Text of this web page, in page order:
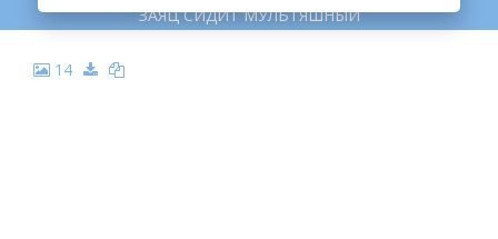
ЗАЯЦ СИДИТ МУЛЬТЯШНЫЙ
14